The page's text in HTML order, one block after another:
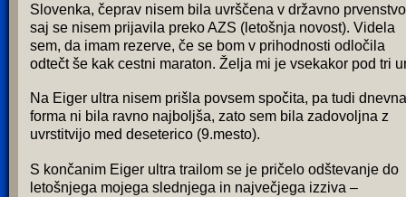
Slovenka, čeprav nisem bila uvrščena v državno
saj se nisem prijavila preko AZS (letošnja novost). Videla
sem, da imam rezerve, če se bom v prihodnosti odločila
odtečt še kak cestni maraton. Želja mi je vsekakor pod tri
Na Eiger ultra nisem prišla povsem spočita, pa tudi dnevna
forma ni bila ravno najboljša, zato sem bila zadovoljna z
uvrstitvijo med deseterico (9.mesto).
S končanim Eiger ultra trailom se je pričelo odštevanje do
letošnjega mojega slednjega in največjega izziva –